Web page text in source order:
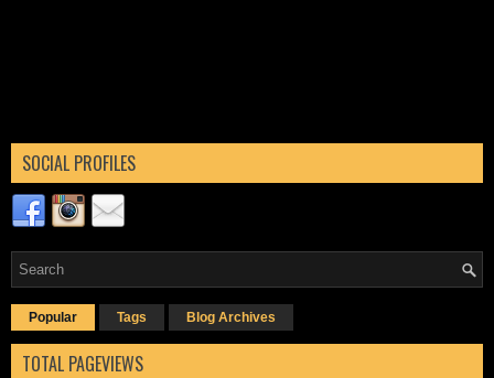
SOCIAL PROFILES
Popular Tags Blog Archives
TOTAL PAGEVIEWS